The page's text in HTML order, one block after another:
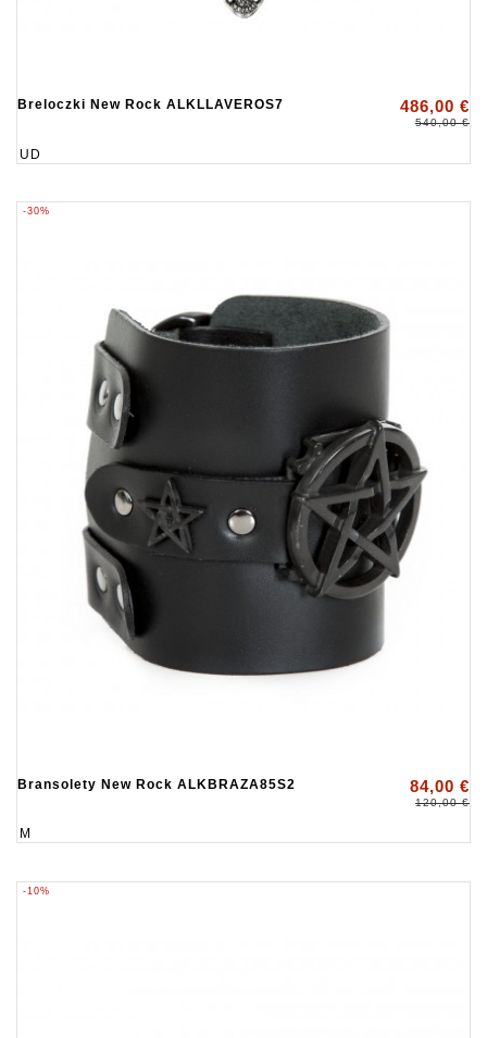
Breloczki New Rock ALKLLAVEROS7 486,00 €
540,00 €
UD
-30%
Bransolety New Rock ALKBRAZA85S2 84,00 €
120,00 €
M
-10%